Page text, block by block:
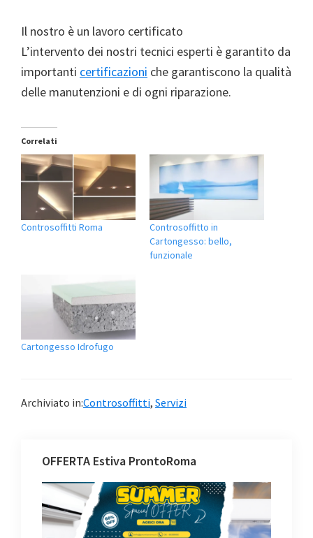
Il nostro è un lavoro certificato
L’intervento dei nostri tecnici esperti è garantito da
importanti certificazioni che garantiscono la qualità
delle manutenzioni e di ogni riparazione.
Correlati
Controsoffitti Roma
Controsoffitto in
Cartongesso: bello,
funzionale
Cartongesso Idrofugo
Archiviato in:Controsoffitti, Servizi
OFFERTA Estiva ProntoRoma